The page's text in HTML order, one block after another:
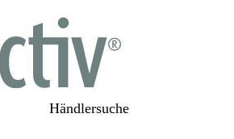
Händlersuche